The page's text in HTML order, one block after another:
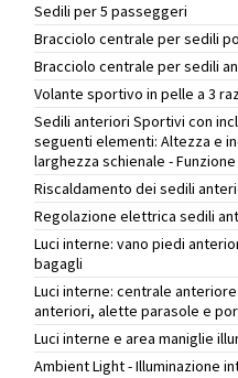
Sedili per 5 passeggeri
Bracciolo centrale per sedili
Bracciolo centrale per sedili
Volante sportivo in pelle a 3
Sedili anteriori Sportivi con
seguenti elementi: Altezza e
larghezza schienale -
Riscaldamento dei sedili
Regolazione elettrica sedili
Luci interne: vano piedi
bagagli
Luci interne: centrale
anteriori, alette parasole e
Luci interne e area maniglie
Ambient Light - Illuminazione